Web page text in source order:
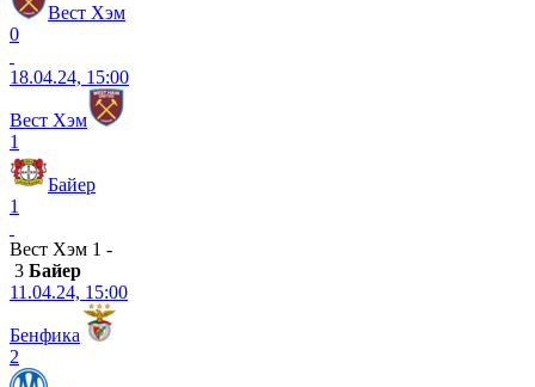
Вест Хэм
0
18.04.24, 15:00
Вест Хэм
1
Байер
1
Вест Хэм 1 -
3 Байер
11.04.24, 15:00
Бенфика
2